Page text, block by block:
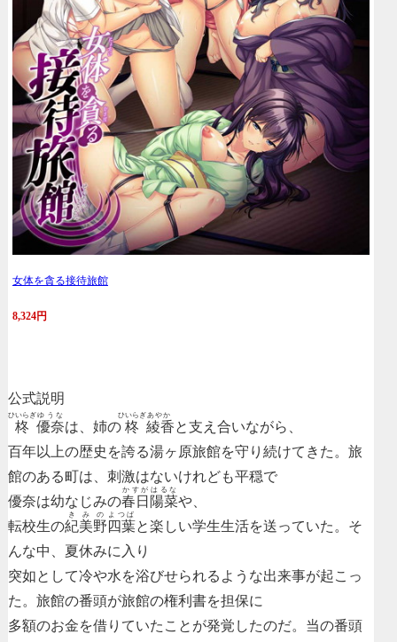
女体を貪る接待旅館
8,324円
公式説明
柊
ひいらぎ
優奈
ゆうな
は、姉の 柊
ひいらぎ
綾香
あやか
と支え合いながら、
百年以上の歴史を誇る湯ヶ原旅館を守り続けてきた。 旅
館のある町は、刺激はないけれども平穏で
優奈は幼なじみの春日
かすが
陽菜
はるな
や、
転校生の紀美野
きみの
四葉
よつば
と楽しい学生生活を送っていた。 そ
んな中、夏休みに入り
突如として冷や水を浴びせられるような出来事が起こっ
た。 旅館の番頭が旅館の権利書を担保に
多額のお金を借りていた ことが発覚したのだ。 当の番頭